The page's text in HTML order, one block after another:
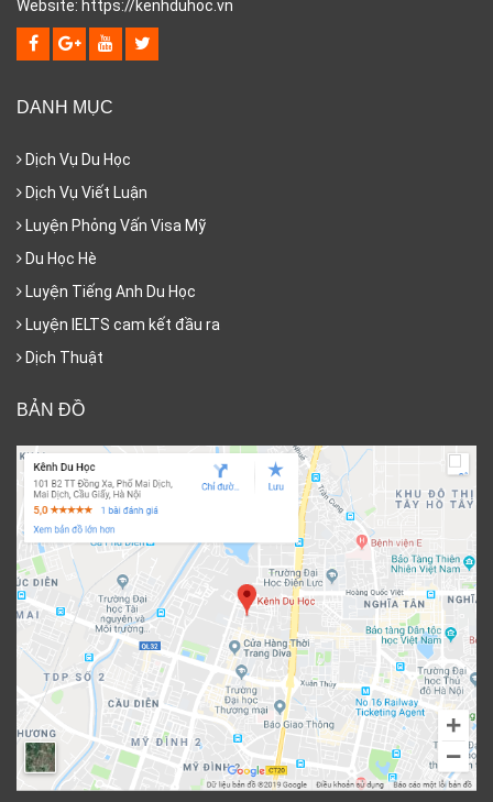
Website: https://kenhduhoc.vn
DANH MỤC
Dịch Vụ Du Học
Dịch Vụ Viết Luận
Luyện Phỏng Vấn Visa Mỹ
Du Học Hè
Luyện Tiếng Anh Du Học
Luyện IELTS cam kết đầu ra
Dịch Thuật
BẢN ĐỒ